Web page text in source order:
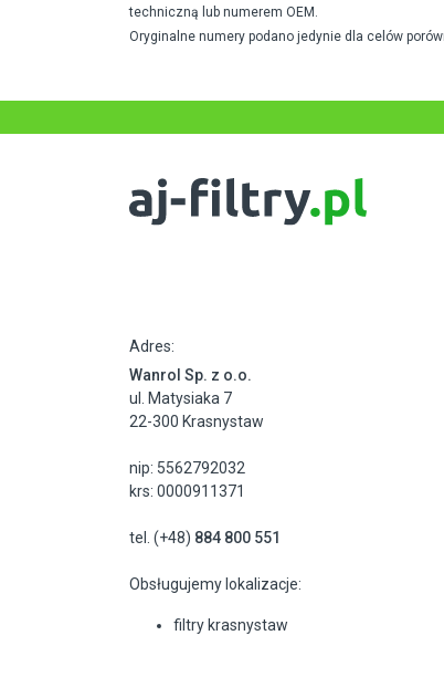
techniczną lub numerem OEM.
Oryginalne numery podano jedynie dla celów
Adres:
Wanrol Sp. z o.o.
ul. Matysiaka 7
22-300 Krasnystaw
nip: 5562792032
krs: 0000911371
tel. (+48) 884 800 551
Obsługujemy lokalizacje:
filtry krasnystaw